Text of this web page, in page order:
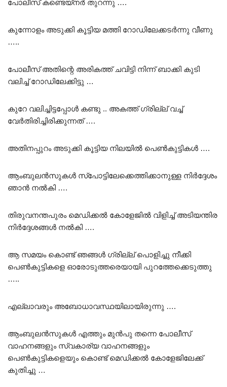
പോലീസ് കണ്ടെയ്നർ തുറന്നു ….
കുന്നോളം അടുക്കി കൂട്ടിയ മത്തി റോഡിലേക്കടർന്നു വീണു
…..
പോലീസ് അതിന്റെ അരികത്ത് ചവിട്ടി നിന്ന് ബാക്കി കുടി
വലിച്ച് റോഡിലേക്കിട്ടു …
കുറേ വലിച്ചിട്ടപ്പോൾ കണ്ടു .. അകത്ത് ഗ്രില്ല് വച്ച്
വേർതിരിച്ചിരിക്കുന്നത് ….
അതിനപ്പുറം അടുക്കി കൂട്ടിയ നിലയിൽ പെൺകുട്ടികൾ ….
ആംബുലൻസുകൾ സ്പോട്ടിലേക്കെത്തിക്കാനുള്ള നിർദ്ദേശം
ഞാൻ നൽകി ….
തിരുവനന്തപുരം മെഡിക്കൽ കോളേജിൽ വിളിച്ച് അടിയന്തിര
നിർദ്ദേശങ്ങൾ നൽകി ….
ആ സമയം കൊണ്ട് ഞങ്ങൾ ഗ്രില്ല് പൊളിച്ചു നീക്കി
പെൺകുട്ടികളെ ഓരോടുത്തരെയായി പുറത്തേക്കെടുത്തു
…..
എല്ലാവരും അബോധാവസ്ഥയിലായിരുന്നു ….
ആംബുലൻസുകൾ എത്തും മുൻപു തന്നെ പോലീസ്
വാഹനങ്ങളും സ്വകാര്യ വാഹനങ്ങളും
പെൺകുട്ടികളെയും കൊണ്ട് മെഡിക്കൽ കോളേജിലേക്ക്
കുതിച്ചു …